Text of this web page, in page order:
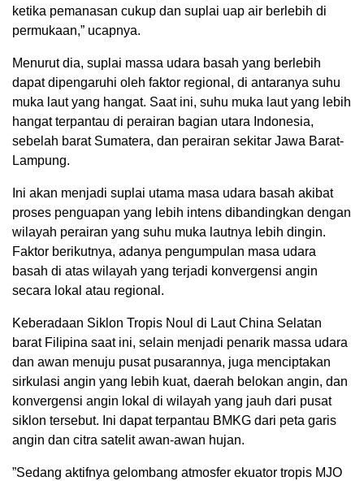
ketika pemanasan cukup dan suplai uap air berlebih di
permukaan,” ucapnya.
Menurut dia, suplai massa udara basah yang berlebih
dapat dipengaruhi oleh faktor regional, di antaranya suhu
muka laut yang hangat. Saat ini, suhu muka laut yang lebih
hangat terpantau di perairan bagian utara Indonesia,
sebelah barat Sumatera, dan perairan sekitar Jawa Barat-
Lampung.
Ini akan menjadi suplai utama masa udara basah akibat
proses penguapan yang lebih intens dibandingkan dengan
wilayah perairan yang suhu muka lautnya lebih dingin.
Faktor berikutnya, adanya pengumpulan masa udara
basah di atas wilayah yang terjadi konvergensi angin
secara lokal atau regional.
Keberadaan Siklon Tropis Noul di Laut China Selatan
barat Filipina saat ini, selain menjadi penarik massa udara
dan awan menuju pusat pusarannya, juga menciptakan
sirkulasi angin yang lebih kuat, daerah belokan angin, dan
konvergensi angin lokal di wilayah yang jauh dari pusat
siklon tersebut. Ini dapat terpantau BMKG dari peta garis
angin dan citra satelit awan-awan hujan.
”Sedang aktifnya gelombang atmosfer ekuator tropis MJO